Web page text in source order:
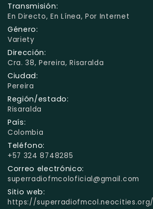
Transmisión:
En Directo, En Línea, Por Internet
Género:
Variety
Dirección:
Cra. 38, Pereira, Risaralda
Ciudad:
Pereira
Región/estado:
Risaralda
País:
Colombia
Teléfono:
+57 324 8748285
Correo electrónico:
superradiofmcoloficial@gmail.com
Sitio web:
https://superradiofmcol.neocities.org/